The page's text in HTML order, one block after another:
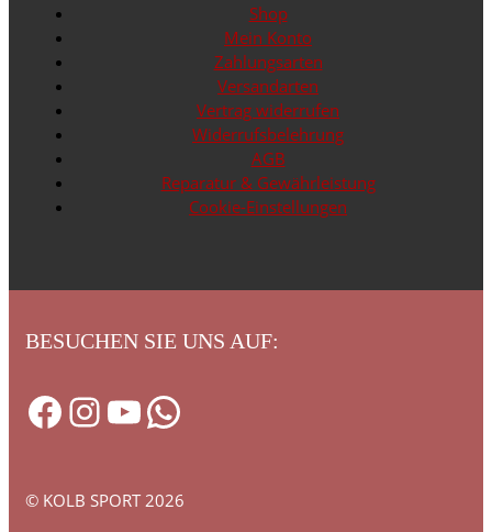
Shop
Mein Konto
Zahlungsarten
Versandarten
Vertrag widerrufen
Widerrufsbelehrung
AGB
Reparatur & Gewährleistung
Cookie-Einstellungen
BESUCHEN SIE UNS AUF:
Facebook
Instagram
YouTube
WhatsApp
© KOLB SPORT 2026